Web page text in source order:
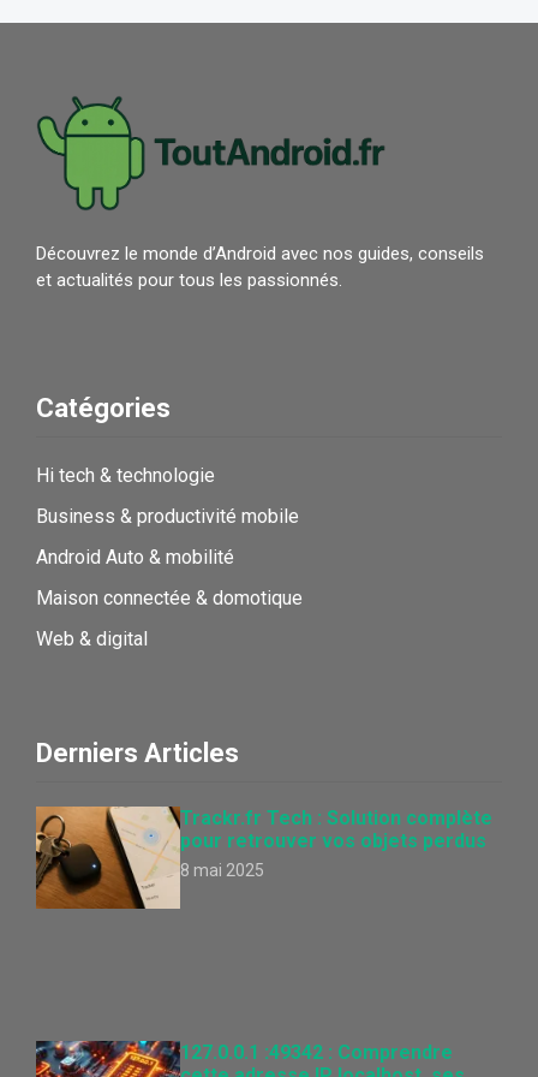
Découvrez le monde d’Android avec nos guides, conseils
et actualités pour tous les passionnés.
Catégories
Hi tech & technologie
Business & productivité mobile
Android Auto & mobilité
Maison connectée & domotique
Web & digital
Derniers Articles
Trackr.fr Tech : Solution complète
pour retrouver vos objets perdus
8 mai 2025
127.0.0.1 :49342 : Comprendre